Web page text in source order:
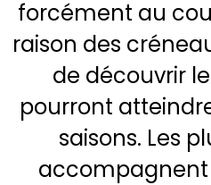
forcément au
raison des
de découvrir
pourront
saisons. Les
accompagnent